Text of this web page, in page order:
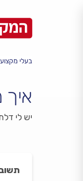
בעלי מקצוע
יש לי